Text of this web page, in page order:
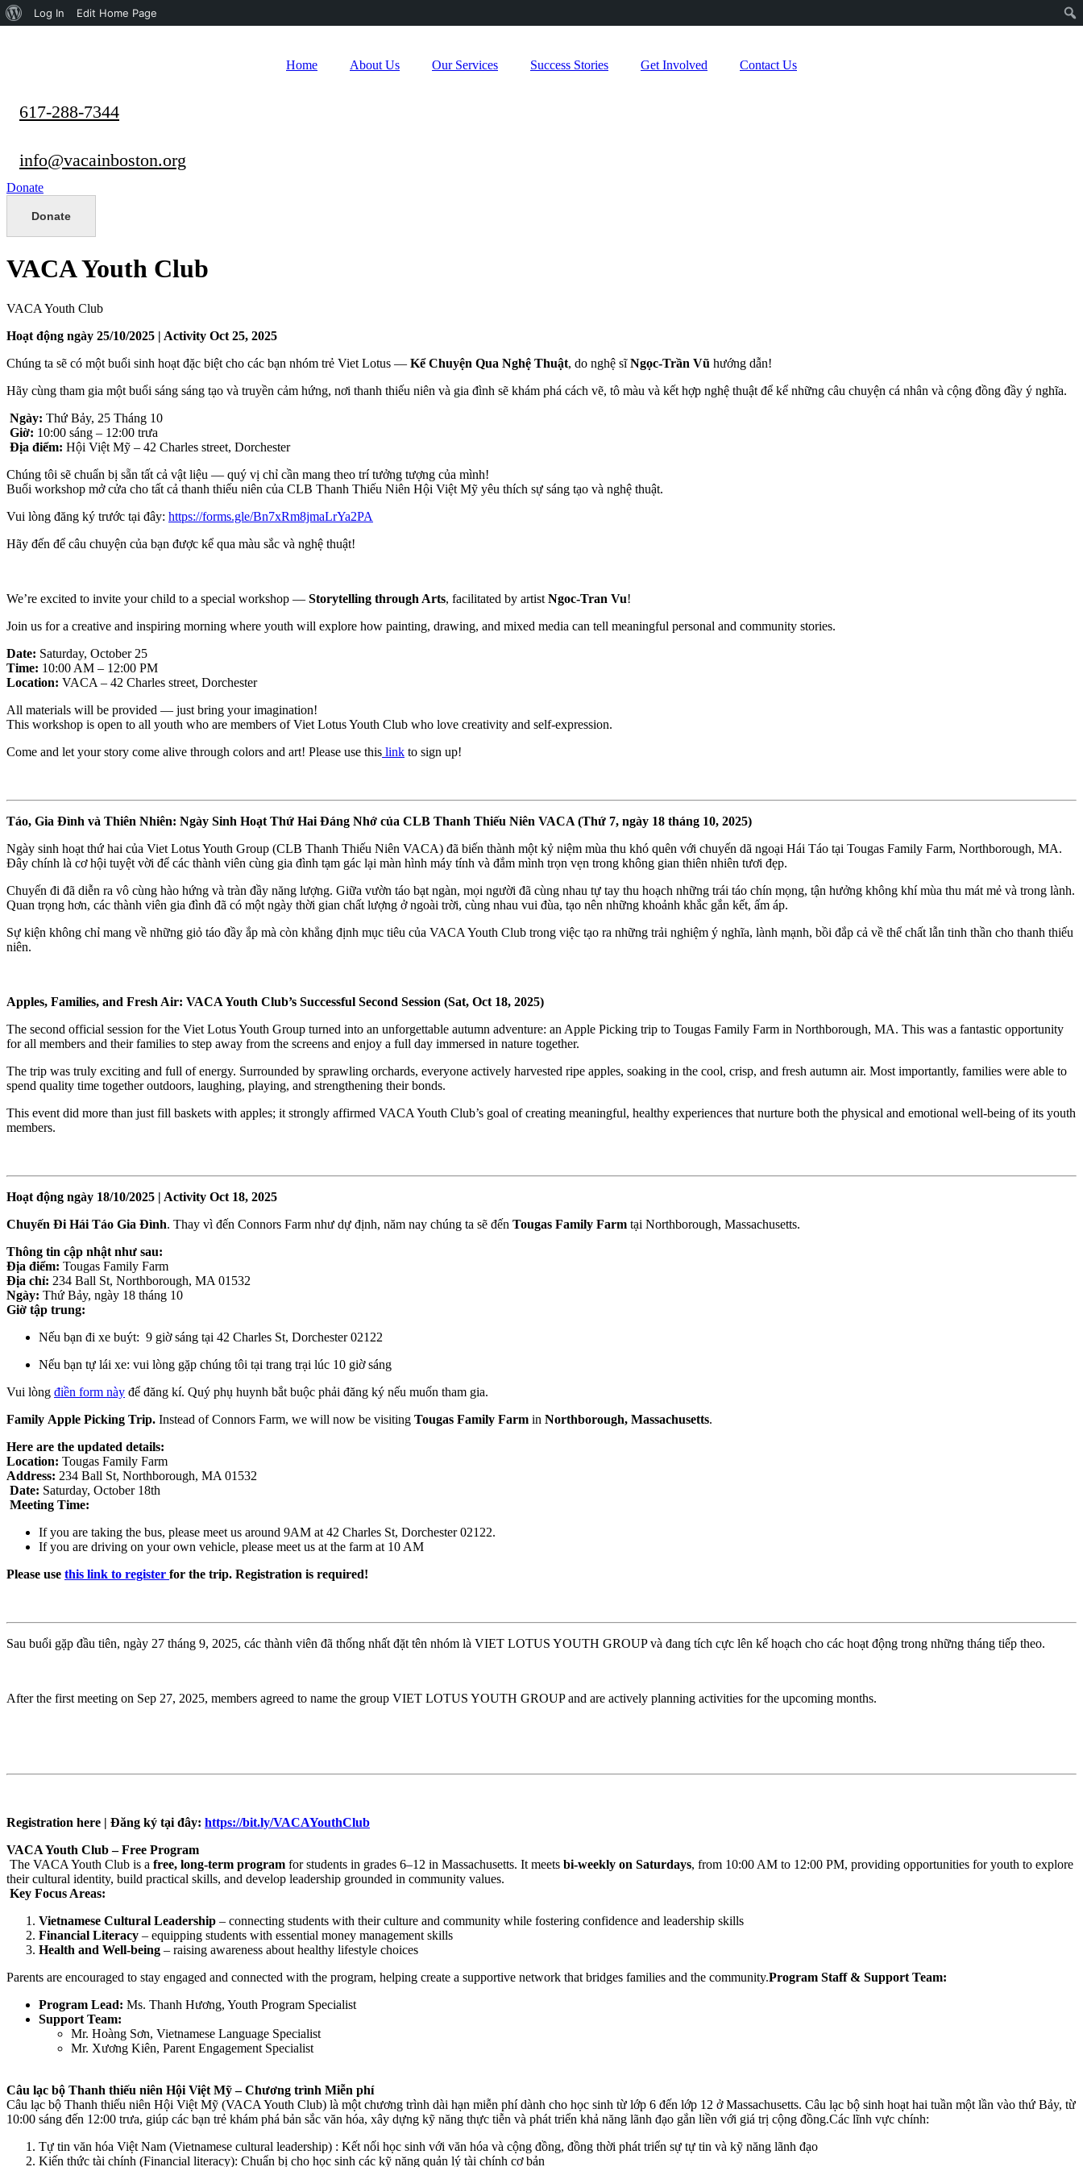
Home About Us Our Services Success Stories Get Involved Contact Us
617-288-7344
info@vacainboston.org
Donate
Donate
VACA Youth Club
VACA Youth Club
Hoạt động ngày 25/10/2025 | Activity Oct 25, 2025
Chúng ta sẽ có một buổi sinh hoạt đặc biệt cho các bạn nhóm trẻ Viet Lotus — Kể Chuyện Qua Nghệ Thuật, do nghệ sĩNgọc-Trần Vũ hướng dẫn!
Hãy cùng tham gia một buổi sáng sáng tạo và truyền cảm hứng, nơi thanh thiếu niên và gia đình sẽ khám phá cách vẽ, tô màu và kết hợp nghệ thuật để kể những câu chuyện cá nhân và cộng đồng đầy ý nghĩa.
Ngày: Thứ Bảy, 25 Tháng 10
Giờ: 10:00 sáng – 12:00 trưa
Địa điểm: Hội Việt Mỹ – 42 Charles street, Dorchester
Chúng tôi sẽ chuẩn bị sẵn tất cả vật liệu — quý vị chỉ cần mang theo trí tưởng tượng của mình!
Buổi workshop mở cửa cho tất cả thanh thiếu niên của CLB Thanh Thiếu Niên Hội Việt Mỹ yêu thích sự sáng tạo và nghệ thuật.
Vui lòng đăng ký trước tại đây: https://forms.gle/Bn7xRm8jmaLrYa2PA
Hãy đến để câu chuyện của bạn được kể qua màu sắc và nghệ thuật!
We’re excited to invite your child to a special workshop — Storytelling through Arts, facilitated by artist Ngoc-Tran Vu!
Join us for a creative and inspiring morning where youth will explore how painting, drawing, and mixed media can tell meaningful personal and community stories.
Date: Saturday, October 25
Time: 10:00 AM – 12:00 PM
Location: VACA – 42 Charles street, Dorchester
All materials will be provided — just bring your imagination!
This workshop is open to all youth who are members of Viet Lotus Youth Club who love creativity and self-expression.
Come and let your story come alive through colors and art! Please use this link to sign up!
Táo, Gia Đình và Thiên Nhiên: Ngày Sinh Hoạt Thứ Hai Đáng Nhớ của CLB Thanh Thiếu Niên VACA (Thứ 7, ngày 18 tháng 10, 2025)
Ngày sinh hoạt thứ hai của Viet Lotus Youth Group (CLB Thanh Thiếu Niên VACA) đã biến thành một kỷ niệm mùa thu khó quên với chuyến dã ngoại Hái Táo tại Tougas Family Farm, Northborough, MA.
Đây chính là cơ hội tuyệt vời để các thành viên cùng gia đình tạm gác lại màn hình máy tính và đắm mình trọn vẹn trong không gian thiên nhiên tươi đẹp.
Chuyến đi đã diễn ra vô cùng hào hứng và tràn đầy năng lượng. Giữa vườn táo bạt ngàn, mọi người đã cùng nhau tự tay thu hoạch những trái táo chín mọng, tận hưởng không khí mùa thu mát mẻ và trong lành.
Quan trọng hơn, các thành viên gia đình đã có một ngày thời gian chất lượng ở ngoài trời, cùng nhau vui đùa, tạo nên những khoảnh khắc gắn kết, ấm áp.
Sự kiện không chỉ mang về những giỏ táo đầy ắp mà còn khẳng định mục tiêu của VACA Youth Club trong việc tạo ra những trải nghiệm ý nghĩa, lành mạnh, bồi đắp cả về thể chất lẫn tinh thần cho thanh thiếu
niên.
Apples, Families, and Fresh Air: VACA Youth Club’s Successful Second Session (Sat, Oct 18, 2025)
The second official session for the Viet Lotus Youth Group turned into an unforgettable autumn adventure: an Apple Picking trip to Tougas Family Farm in Northborough, MA. This was a fantastic opportunity
for all members and their families to step away from the screens and enjoy a full day immersed in nature together.
The trip was truly exciting and full of energy. Surrounded by sprawling orchards, everyone actively harvested ripe apples, soaking in the cool, crisp, and fresh autumn air. Most importantly, families were able to
spend quality time together outdoors, laughing, playing, and strengthening their bonds.
This event did more than just fill baskets with apples; it strongly affirmed VACA Youth Club’s goal of creating meaningful, healthy experiences that nurture both the physical and emotional well-being of its youth
members.
Hoạt động ngày 18/10/2025 | Activity Oct 18, 2025
Chuyến Đi Hái Táo Gia Đình. Thay vì đến Connors Farm như dự định, năm nay chúng ta sẽ đến Tougas Family Farm tại Northborough, Massachusetts.
Thông tin cập nhật như sau:
Địa điểm: Tougas Family Farm
Địa chỉ: 234 Ball St, Northborough, MA 01532
Ngày: Thứ Bảy, ngày 18 tháng 10
Giờ tập trung:
Nếu bạn đi xe buýt: 9 giờ sáng tại 42 Charles St, Dorchester 02122
Nếu bạn tự lái xe: vui lòng gặp chúng tôi tại trang trại lúc 10 giờ sáng
Vui lòng điền form này để đăng kí. Quý phụ huynh bắt buộc phải đăng ký nếu muốn tham gia.
Family Apple Picking Trip. Instead of Connors Farm, we will now be visiting Tougas Family Farm in Northborough, Massachusetts.
Here are the updated details:
Location: Tougas Family Farm
Address: 234 Ball St, Northborough, MA 01532
Date: Saturday, October 18th
Meeting Time:
If you are taking the bus, please meet us around 9AM at 42 Charles St, Dorchester 02122.
If you are driving on your own vehicle, please meet us at the farm at 10 AM
Please use this link to register for the trip. Registration is required!
Sau buổi gặp đầu tiên, ngày 27 tháng 9, 2025, các thành viên đã thống nhất đặt tên nhóm là VIET LOTUS YOUTH GROUP và đang tích cực lên kế hoạch cho các hoạt động trong những tháng tiếp theo.
After the first meeting on Sep 27, 2025, members agreed to name the group VIET LOTUS YOUTH GROUP and are actively planning activities for the upcoming months.
Registration here | Đăng ký tại đây: https://bit.ly/VACAYouthClub
VACA Youth Club – Free Program
The VACA Youth Club is a free, long-term program for students in grades 6–12 in Massachusetts. It meets bi-weekly on Saturdays, from 10:00 AM to 12:00 PM, providing opportunities for youth to explore
their cultural identity, build practical skills, and develop leadership grounded in community values.
Key Focus Areas:
Vietnamese Cultural Leadership – connecting students with their culture and community while fostering confidence and leadership skills
Financial Literacy – equipping students with essential money management skills
Health and Well-being – raising awareness about healthy lifestyle choices
Parents are encouraged to stay engaged and connected with the program, helping create a supportive network that bridges families and the community.Program Staff & Support Team:
Program Lead: Ms. Thanh Hương, Youth Program Specialist
Support Team:
Mr. Hoàng Sơn, Vietnamese Language Specialist
Mr. Xương Kiên, Parent Engagement Specialist
Câu lạc bộ Thanh thiếu niên Hội Việt Mỹ – Chương trình Miễn phí
Câu lạc bộ Thanh thiếu niên Hội Việt Mỹ (VACA Youth Club) là một chương trình dài hạn miễn phí dành cho học sinh từ lớp 6 đến lớp 12 ở Massachusetts. Câu lạc bộ sinh hoạt hai tuần một lần vào thứ Bảy, từ
10:00 sáng đến 12:00 trưa, giúp các bạn trẻ khám phá bản sắc văn hóa, xây dựng kỹ năng thực tiễn và phát triển khả năng lãnh đạo gắn liền với giá trị cộng đồng.Các lĩnh vực chính:
Tự tin văn hóa Việt Nam (Vietnamese cultural leadership) : Kết nối học sinh với văn hóa và cộng đồng, đồng thời phát triển sự tự tin và kỹ năng lãnh đạo
Kiến thức tài chính (Financial literacy): Chuẩn bị cho học sinh các kỹ năng quản lý tài chính cơ bản
About
Log In Edit Home Page